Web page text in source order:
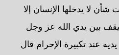
شأن لا يدخلها الإنسان إلا
بين يدي الله عز وجل
عند تكبيرة الإحرام قال